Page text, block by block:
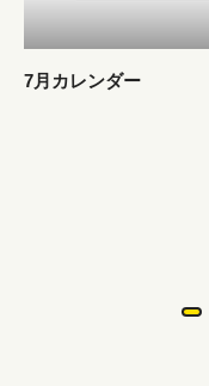
7月カレンダー